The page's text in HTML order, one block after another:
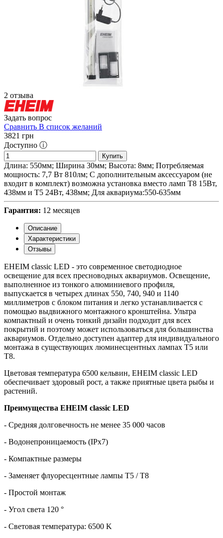
2 отзыва
Задать вопрос
Сравнить В список желаний
3821 грн
Доступно ⓘ
Купить
Длина: 550мм; Ширина 30мм; Высота: 8мм; Потребляемая
мощность: 7,7 Вт 810лм; С дополнительным аксессуаром (не
входит в комплект) возможна установка вместо ламп T8 15Вт,
438мм и T5 24Вт, 438мм; Для аквариума:550-635мм
Гарантия: 12 месяцев
Описание
Характеристики
Отзывы
EHEIM classic LED - это современное светодиодное
освещение для всех пресноводных аквариумов. Освещение,
выполненное из тонкого алюминиевого профиля,
выпускается в четырех длинах 550, 740, 940 и 1140
миллиметров с блоком питания и легко устанавливается с
помощью выдвижного монтажного кронштейна. Ультра
компактный и очень тонкий дизайн подходит для всех
покрытий и поэтому может использоваться для большинства
аквариумов. Отдельно доступен адаптер для индивидуального
монтажа в существующих люминесцентных лампах T5 или
T8.
Цветовая температура 6500 кельвин, EHEIM classic LED
обеспечивает здоровый рост, а также приятные цвета рыбы и
растений.
Преимущества EHEIM classic LED
- Средняя долговечность не менее 35 000 часов
- Водонепроницаемость (IPx7)
- Компактные размеры
- Заменяет флуоресцентные лампы T5 / T8
- Простой монтаж
- Угол света 120 °
- Световая температура: 6500 K